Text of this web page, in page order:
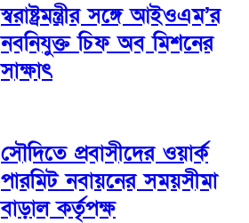
স্বরাষ্ট্রমন্ত্রীর সঙ্গে আইওএম’র
নবনিযুক্ত চিফ অব মিশনের
সাক্ষাৎ
সৌদিতে প্রবাসীদের ওয়ার্ক
পারমিট নবায়নের সময়সীমা
বাড়াল কর্তৃপক্ষ